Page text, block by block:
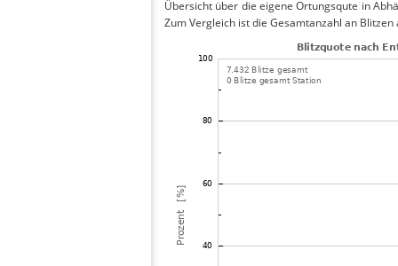
Übersicht über die eigene Ortungsqute in
Zum Vergleich ist die Gesamtanzahl an